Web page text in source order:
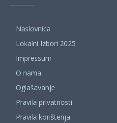
Naslovnica
Lokalni Izbori 2025
Impressum
O nama
Oglašavanje
Pravila privatnosti
Pravila korištenja